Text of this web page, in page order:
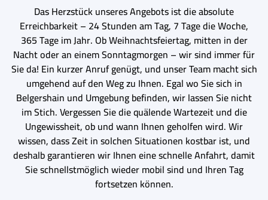
Das Herzstück unseres Angebots ist die absolute
Erreichbarkeit – 24 Stunden am Tag, 7 Tage die Woche,
365 Tage im Jahr. Ob Weihnachtsfeiertag, mitten in der
Nacht oder an einem Sonntagmorgen – wir sind immer für
Sie da! Ein kurzer Anruf genügt, und unser Team macht sich
umgehend auf den Weg zu Ihnen. Egal wo Sie sich in
Belgershain und Umgebung befinden, wir lassen Sie nicht
im Stich. Vergessen Sie die quälende Wartezeit und die
Ungewissheit, ob und wann Ihnen geholfen wird. Wir
wissen, dass Zeit in solchen Situationen kostbar ist, und
deshalb garantieren wir Ihnen eine schnelle Anfahrt, damit
Sie schnellstmöglich wieder mobil sind und Ihren Tag
fortsetzen können.